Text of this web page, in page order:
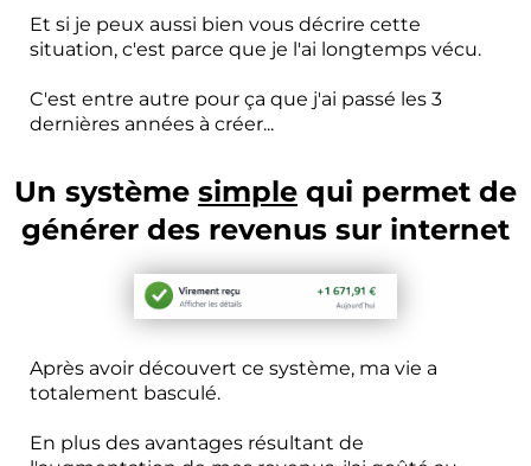
Et si je peux aussi bien vous décrire cette
situation, c'est parce que je l'ai longtemps vécu.
C'est entre autre pour ça que j'ai passé les 3
dernières années à créer...
Un système simple qui permet de
générer des revenus sur internet
Après avoir découvert ce système, ma vie a
totalement basculé.
En plus des avantages résultant de